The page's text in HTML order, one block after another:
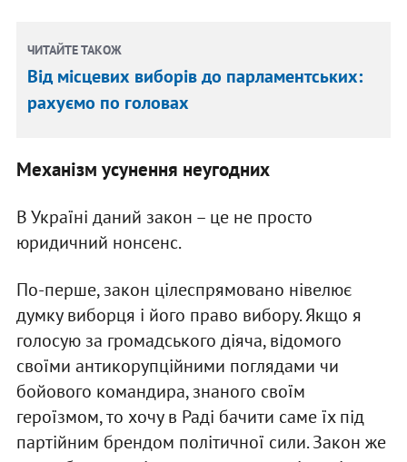
ЧИТАЙТЕ ТАКОЖ
Від місцевих виборів до парламентських:
рахуємо по головах
Механізм усунення неугодних
В Україні даний закон – це не просто
юридичний нонсенс.
По-перше, закон цілеспрямовано нівелює
думку виборця і його право вибору. Якщо я
голосую за громадського діяча, відомого
своїми антикорупційними поглядами чи
бойового командира, знаного своїм
героїзмом, то хочу в Раді бачити саме їх під
партійним брендом політичної сили. Закон же